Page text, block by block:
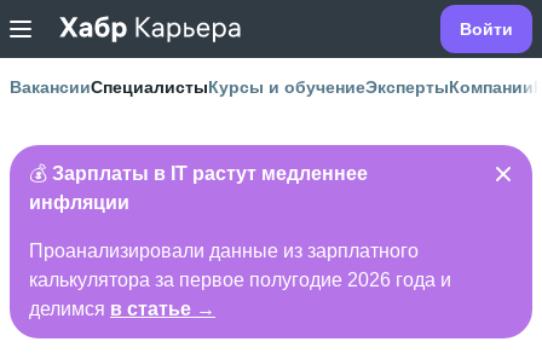
Войти
ВакансииСпециалистыКурсы и обучениеЭкспертыКомпании
💰 Зарплаты в IT растут медленнее
инфляции
Проанализировали данные из зарплатного
калькулятора за первое полугодие 2026 года и
делимся в статье →